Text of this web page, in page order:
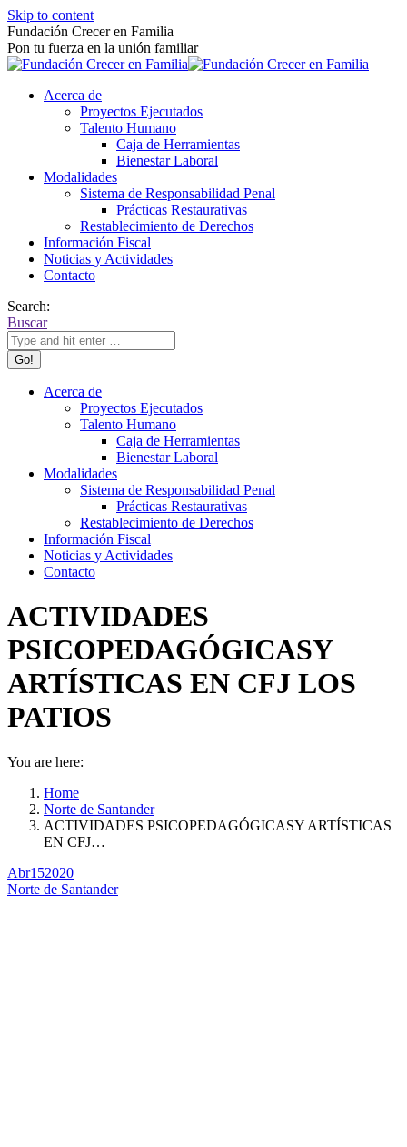
Skip to content
Fundación Crecer en Familia
Pon tu fuerza en la unión familiar
Acerca de
Proyectos Ejecutados
Talento Humano
Caja de Herramientas
Bienestar Laboral
Modalidades
Sistema de Responsabilidad Penal
Prácticas Restaurativas
Restablecimiento de Derechos
Información Fiscal
Noticias y Actividades
Contacto
Search:
Buscar
Acerca de
Proyectos Ejecutados
Talento Humano
Caja de Herramientas
Bienestar Laboral
Modalidades
Sistema de Responsabilidad Penal
Prácticas Restaurativas
Restablecimiento de Derechos
Información Fiscal
Noticias y Actividades
Contacto
ACTIVIDADES
PSICOPEDAGÓGICASY
ARTÍSTICAS EN CFJ LOS
PATIOS
You are here:
Home
Norte de Santander
ACTIVIDADES PSICOPEDAGÓGICASY ARTÍSTICAS
EN CFJ…
Abr152020
Norte de Santander